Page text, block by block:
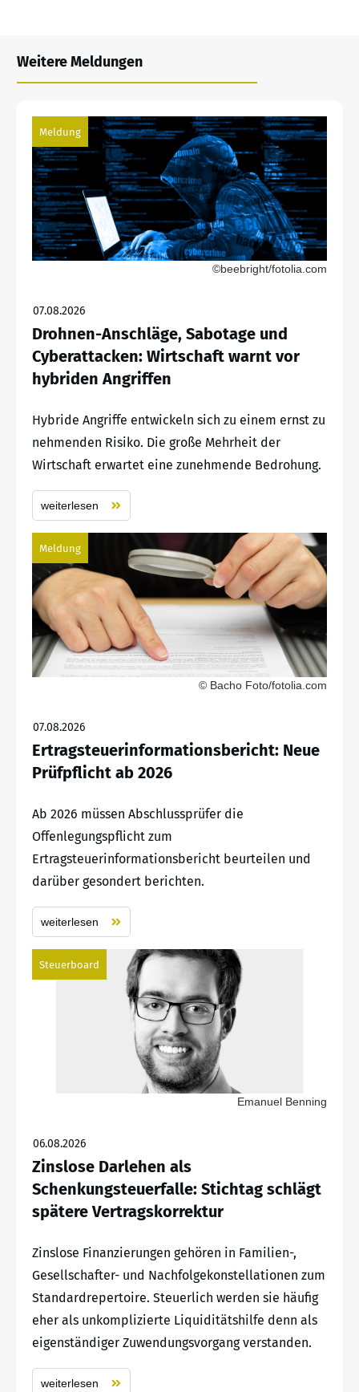
Weitere Meldungen
Meldung
©beebright/fotolia.com
07.08.2026
Drohnen-Anschläge, Sabotage und
Cyberattacken: Wirtschaft warnt vor
hybriden Angriffen
Hybride Angriffe entwickeln sich zu einem ernst zu
nehmenden Risiko. Die große Mehrheit der
Wirtschaft erwartet eine zunehmende Bedrohung.
weiterlesen
Meldung
© Bacho Foto/fotolia.com
07.08.2026
Ertragsteuerinformationsbericht: Neue
Prüfpflicht ab 2026
Ab 2026 müssen Abschlussprüfer die
Offenlegungspflicht zum
Ertragsteuerinformationsbericht beurteilen und
darüber gesondert berichten.
weiterlesen
Steuerboard
Emanuel Benning
06.08.2026
Zinslose Darlehen als
Schenkungsteuerfalle: Stichtag schlägt
spätere Vertragskorrektur
Zinslose Finanzierungen gehören in Familien-,
Gesellschafter- und Nachfolgekonstellationen zum
Standardrepertoire. Steuerlich werden sie häufig
eher als unkomplizierte Liquiditätshilfe denn als
eigenständiger Zuwendungsvorgang verstanden.
weiterlesen